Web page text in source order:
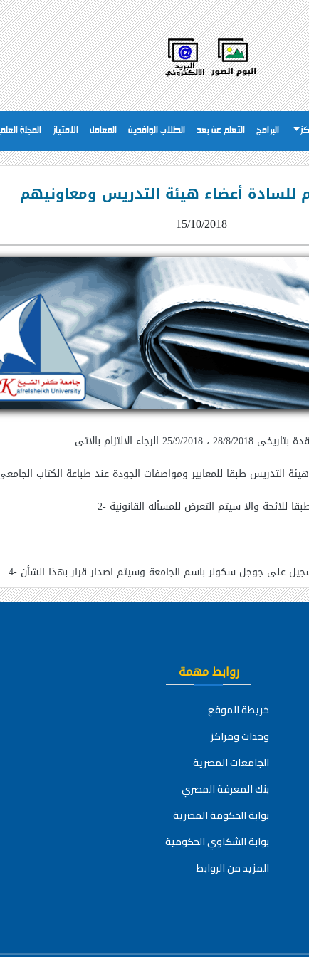
البرامج التعلم عن بعد الطلاب الوافدين المعامل الامتياز المجلة
للسادة أعضاء هيئة التدريس ومعاونيهم
15/10/2018
والا سيتم التعرض للمسأله القانونية
على جوجل سكولر باسم الجامعة وسيتم اصدار قرار بهذا الشأن
روابط مهمة
خريطة الموقع
وحدات ومراكز
الجامعات المصرية
بنك المعرفة المصري
بوابة الحكومة المصرية
بوابة الشكاوي الحكومية
المزيد من الروابط